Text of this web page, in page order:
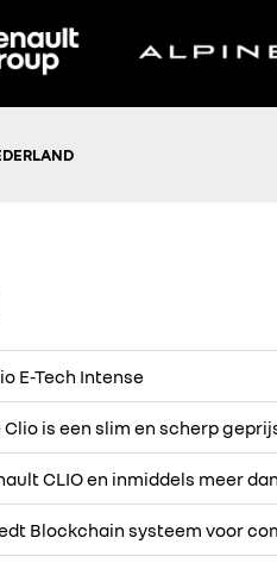
E-Tech Intense
Clio is een slim en scherp
CLIO en inmiddels meer
Blockchain systeem voor